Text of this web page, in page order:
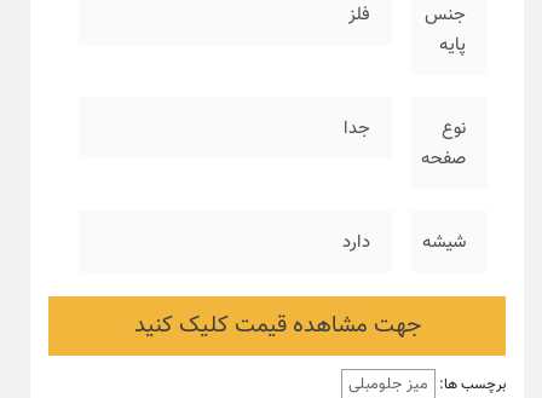
جنس
پایه
فلز
نوع
صفحه
جدا
شیشه دارد
جهت مشاهده قیمت کلیک کنید
برچسب ها: میز جلومبلی